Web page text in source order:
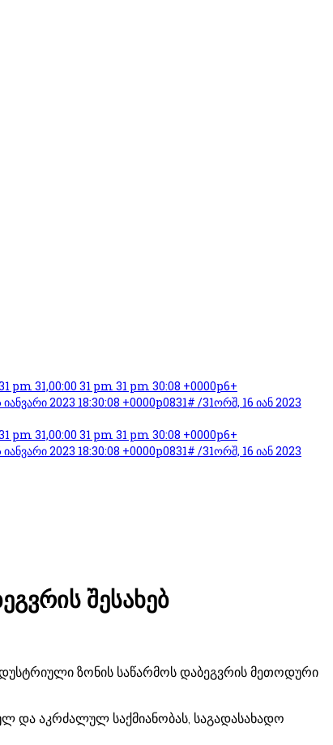
pm 31,00:00 31 pm 31 pm 30:08 +0000p6+
2023 18:30:08 +0000p0831# /31ორშ, 16 იან 2023
pm 31,00:00 31 pm 31 pm 30:08 +0000p6+
2023 18:30:08 +0000p0831# /31ორშ, 16 იან 2023
შესახებ
ზონის საწარმოს დაბეგვრის მეთოდური
და აკრძალულ საქმიანობას, საგადასახადო